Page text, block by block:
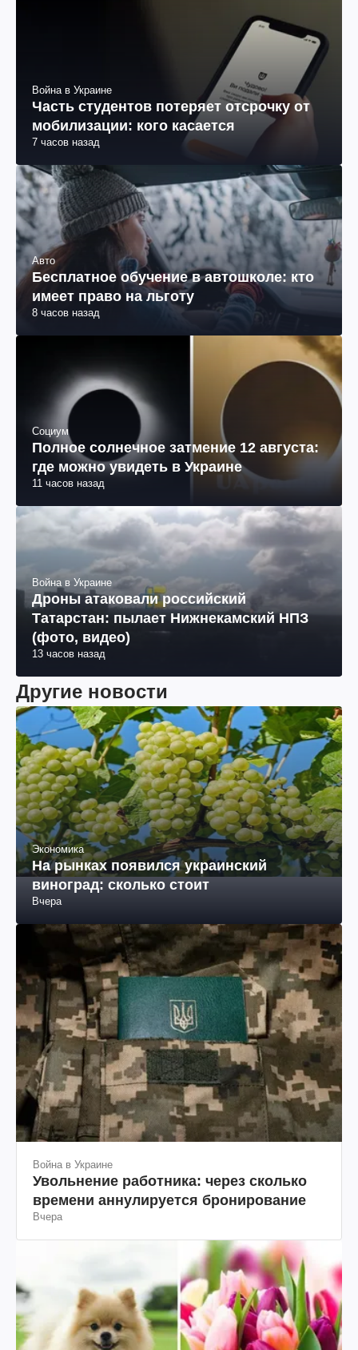
Война в Украине
Часть студентов потеряет отсрочку от
мобилизации: кого касается
Авто
Бесплатное обучение в автошколе: кто
имеет право на льготу
Социум
Полное солнечное затмение 12 августа:
где можно увидеть в Украине
Война в Украине
Дроны атаковали российский
Татарстан: пылает Нижнекамский НПЗ
(фото, видео)
Другие новости
Экономика
На рынках появился украинский
виноград: сколько стоит
Война в Украине
Увольнение работника: через сколько
времени аннулируется бронирование